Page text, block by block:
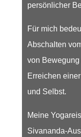
persönlicher
Für mich
Abschalten
von
Erreichen
und Selbst.
Meine
Sivananda-